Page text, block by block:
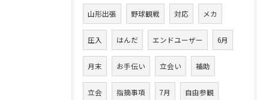
山形出張 野球観戦 対応 メカ
圧入 はんだ エンドユーザー 6月
月末 お手伝い 立会い 補助
立会 指摘事項 7月 自由参観